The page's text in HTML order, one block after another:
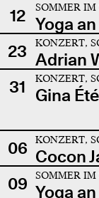
12 SOMMER
Yoga
23
KONZERT,
Adrian
31
KONZERT,
Gina Été
06 KONZERT,
Cocon
09
SOMMER
Yoga